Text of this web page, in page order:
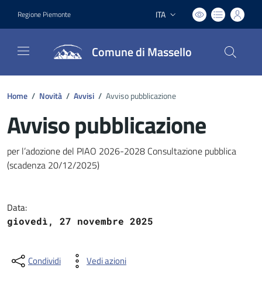
Regione Piemonte Lingua attiva:
ITA
Comune di Massello
Home / Novità / Avvisi / Avviso pubblicazione
Avviso pubblicazione
Dettagli del documento
per l’adozione del PIAO 2026-2028 Consultazione pubblica
(scadenza 20/12/2025)
Data:
giovedì, 27 novembre 2025
Condividi Vedi azioni